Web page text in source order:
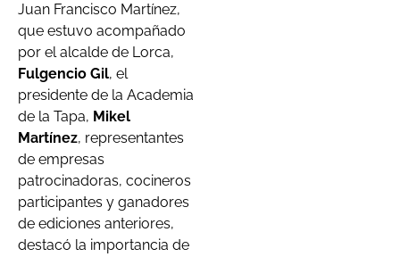
Juan Francisco Martínez,
que estuvo acompañado
por el alcalde de Lorca,
Fulgencio Gil, el
presidente de la Academia
de la Tapa, Mikel
Martínez, representantes
de empresas
patrocinadoras, cocineros
participantes y ganadores
de ediciones anteriores,
destacó la importancia de